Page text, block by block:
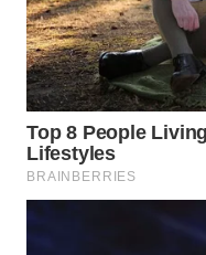
PADANG
LAWAS
WN
SUMEDANG
WN
CIANJUR